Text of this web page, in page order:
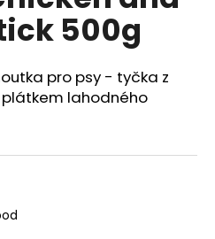
500g
pro psy - tyčka z
lahodného